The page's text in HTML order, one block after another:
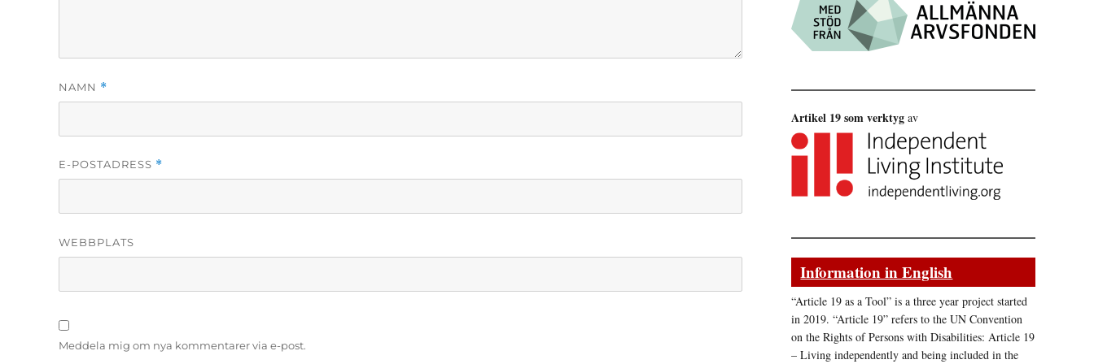
NAMN *
E-POSTADRESS *
WEBBPLATS
Meddela mig om nya kommentarer via e-post.
Artikel 19 som verktyg av
Information in English
“Article 19 as a Tool” is a three year project started
in 2019. “Article 19” refers to the UN Convention
on the Rights of Persons with Disabilities: Article 19
– Living independently and being included in the